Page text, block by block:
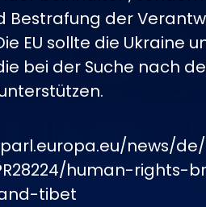
Bestrafung der
EU sollte die Ukraine
bei der Suche nach
news/
human-rights-
tibet